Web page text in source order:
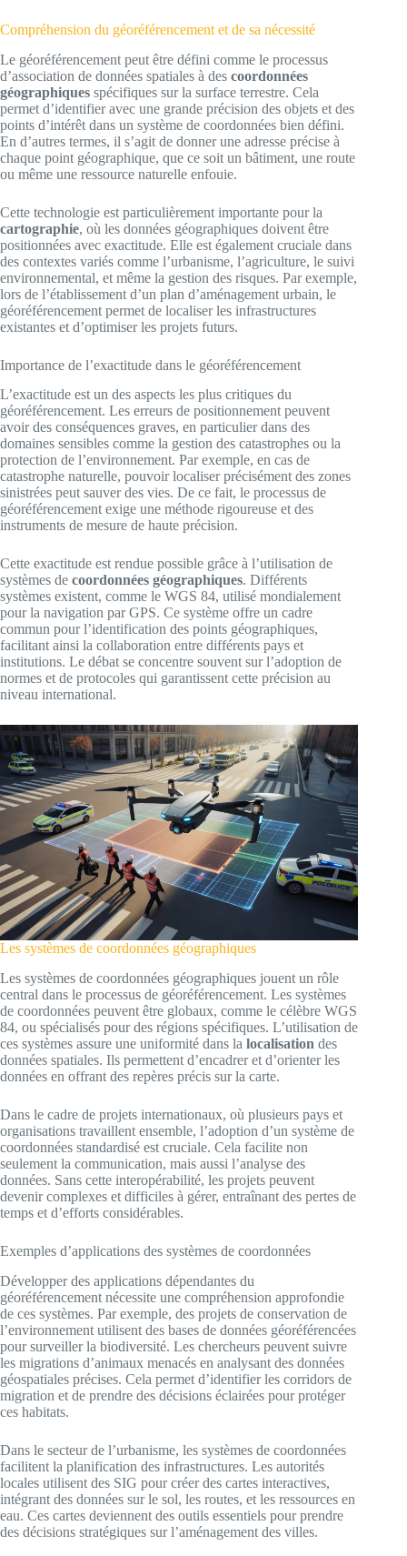
Compréhension du géoréférencement et de sa nécessité
Le géoréférencement peut être défini comme le processus
d’association de données spatiales à des coordonnées
géographiques spécifiques sur la surface terrestre. Cela
permet d’identifier avec une grande précision des objets et des
points d’intérêt dans un système de coordonnées bien défini.
En d’autres termes, il s’agit de donner une adresse précise à
chaque point géographique, que ce soit un bâtiment, une route
ou même une ressource naturelle enfouie.
Cette technologie est particulièrement importante pour la
cartographie, où les données géographiques doivent être
positionnées avec exactitude. Elle est également cruciale dans
des contextes variés comme l’urbanisme, l’agriculture, le suivi
environnemental, et même la gestion des risques. Par exemple,
lors de l’établissement d’un plan d’aménagement urbain, le
géoréférencement permet de localiser les infrastructures
existantes et d’optimiser les projets futurs.
Importance de l’exactitude dans le géoréférencement
L’exactitude est un des aspects les plus critiques du
géoréférencement. Les erreurs de positionnement peuvent
avoir des conséquences graves, en particulier dans des
domaines sensibles comme la gestion des catastrophes ou la
protection de l’environnement. Par exemple, en cas de
catastrophe naturelle, pouvoir localiser précisément des zones
sinistrées peut sauver des vies. De ce fait, le processus de
géoréférencement exige une méthode rigoureuse et des
instruments de mesure de haute précision.
Cette exactitude est rendue possible grâce à l’utilisation de
systèmes de coordonnées géographiques. Différents
systèmes existent, comme le WGS 84, utilisé mondialement
pour la navigation par GPS. Ce système offre un cadre
commun pour l’identification des points géographiques,
facilitant ainsi la collaboration entre différents pays et
institutions. Le débat se concentre souvent sur l’adoption de
normes et de protocoles qui garantissent cette précision au
niveau international.
Les systèmes de coordonnées géographiques
Les systèmes de coordonnées géographiques jouent un rôle
central dans le processus de géoréférencement. Les systèmes
de coordonnées peuvent être globaux, comme le célèbre WGS
84, ou spécialisés pour des régions spécifiques. L’utilisation de
ces systèmes assure une uniformité dans la localisation des
données spatiales. Ils permettent d’encadrer et d’orienter les
données en offrant des repères précis sur la carte.
Dans le cadre de projets internationaux, où plusieurs pays et
organisations travaillent ensemble, l’adoption d’un système de
coordonnées standardisé est cruciale. Cela facilite non
seulement la communication, mais aussi l’analyse des
données. Sans cette interopérabilité, les projets peuvent
devenir complexes et difficiles à gérer, entraînant des pertes de
temps et d’efforts considérables.
Exemples d’applications des systèmes de coordonnées
Développer des applications dépendantes du
géoréférencement nécessite une compréhension approfondie
de ces systèmes. Par exemple, des projets de conservation de
l’environnement utilisent des bases de données géoréférencées
pour surveiller la biodiversité. Les chercheurs peuvent suivre
les migrations d’animaux menacés en analysant des données
géospatiales précises. Cela permet d’identifier les corridors de
migration et de prendre des décisions éclairées pour protéger
ces habitats.
Dans le secteur de l’urbanisme, les systèmes de coordonnées
facilitent la planification des infrastructures. Les autorités
locales utilisent des SIG pour créer des cartes interactives,
intégrant des données sur le sol, les routes, et les ressources en
eau. Ces cartes deviennent des outils essentiels pour prendre
des décisions stratégiques sur l’aménagement des villes.